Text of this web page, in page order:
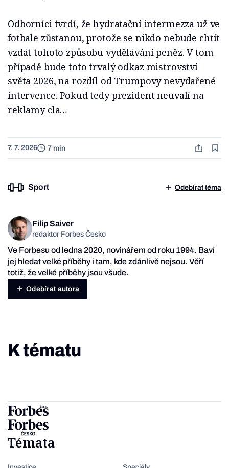
Odborníci tvrdí, že hydratační intermezza už ve
fotbale zůstanou, protože se nikdo nebude chtít
vzdát tohoto způsobu vydělávání peněz. V tom
případě bude toto trvalý odkaz mistrovství
světa 2026, na rozdíl od Trumpovy nevydařené
intervence. Pokud tedy prezident neuvalí na
reklamy cla…
7. 7. 2026 7 min
Sport Odebírat téma
Filip Saiver
redaktor Forbes Česko
Ve Forbesu od ledna 2020, novinářem od roku 1994. Baví
jej hledat velké příběhy i tam, kde zdánlivě nejsou. Věří
totiž, že velké příběhy jsou všude.
Odebírat autora
K tématu
Témata